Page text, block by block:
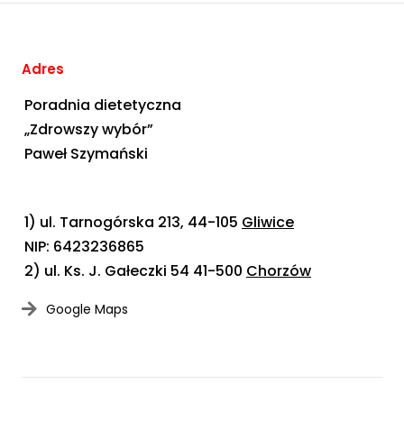
Adres
Poradnia dietetyczna
„Zdrowszy wybór”
Paweł Szymański
1) ul. Tarnogórska 213, 44-105 Gliwice
NIP: 6423236865
2) ul. Ks. J. Gałeczki 54 41-500 Chorzów
Google Maps